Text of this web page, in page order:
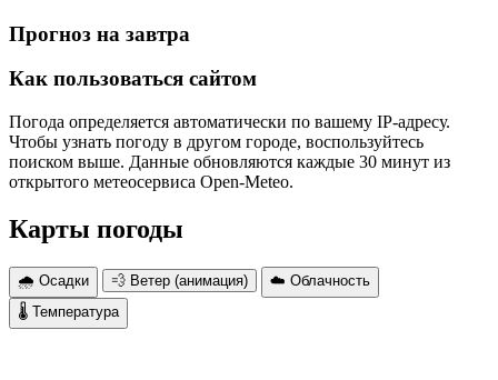
Прогноз на завтра
Как пользоваться сайтом
Погода определяется автоматически по вашему IP-адресу.
Чтобы узнать погоду в другом городе, воспользуйтесь
поиском выше. Данные обновляются каждые 30 минут из
открытого метеосервиса Open-Meteo.
Карты погоды
🌧 Осадки 💨 Ветер (анимация)
☁️ Облачность
🌡 Температура